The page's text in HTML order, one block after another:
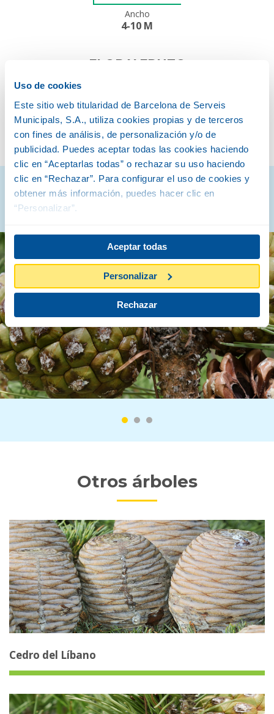
Uso de cookies
Este sitio web titularidad de Barcelona de Serveis
Municipals, S.A., utiliza cookies propias y de terceros
con fines de análisis, de personalización y/o de
publicidad. Puedes aceptar todas las cookies haciendo
clic en “Aceptarlas todas” o rechazar su uso haciendo
clic en “Rechazar”. Para configurar el uso de cookies y
obtener más información, puedes hacer clic en
“Personalizar”.
Aceptar todas
Personalizar
Rechazar
Ancho
4-10 M
FLOR Y FRUTO
PRIMAVERA OTOÑO
Descubre cómo son
Otros árboles
Cedro del Líbano